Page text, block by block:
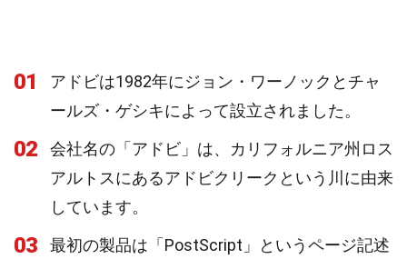
01
アドビは1982年にジョン・ワーノックとチャ
ールズ・ゲシキによって設立されました。
02
会社名の「アドビ」は、カリフォルニア州ロス
アルトスにあるアドビクリークという川に由来
しています。
03
最初の製品は「PostScript」というページ記述